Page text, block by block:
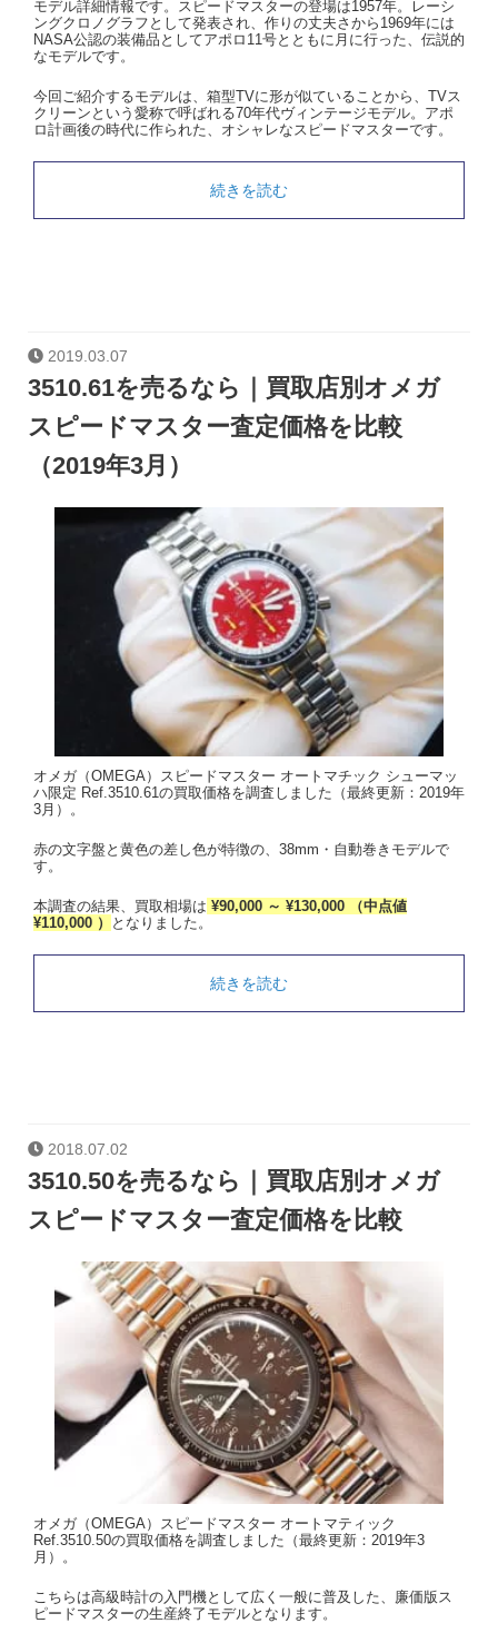
モデル詳細情報です。スピードマスターの登場は1957年。レーシ
ングクロノグラフとして発表され、作りの丈夫さから1969年には
NASA公認の装備品としてアポロ11号とともに月に行った、伝説的
なモデルです。
今回ご紹介するモデルは、箱型TVに形が似ていることから、TVス
クリーンという愛称で呼ばれる70年代ヴィンテージモデル。アポ
ロ計画後の時代に作られた、オシャレなスピードマスターです。
続きを読む
2019.03.07
3510.61を売るなら｜買取店別オメガ
スピードマスター査定価格を比較
（2019年3月）
オメガ（OMEGA）スピードマスター オートマチック シューマッ
ハ限定 Ref.3510.61の買取価格を調査しました（最終更新：2019年
3月）。
赤の文字盤と黄色の差し色が特徴の、38mm・自動巻きモデルで
す。
本調査の結果、買取相場は ¥90,000 ～ ¥130,000 （中点値
¥110,000 ）
となりました。
続きを読む
2018.07.02
3510.50を売るなら｜買取店別オメガ
スピードマスター査定価格を比較
オメガ（OMEGA）スピードマスター オートマティック
Ref.3510.50の買取価格を調査しました（最終更新：2019年3
月）。
こちらは高級時計の入門機として広く一般に普及した、廉価版ス
ピードマスターの生産終了モデルとなります。